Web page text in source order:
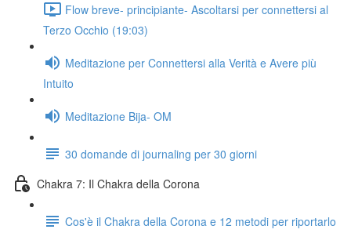
Flow breve- principiante- Ascoltarsi per connettersi al
Terzo Occhio (19:03)
Meditazione per Connettersi alla Verità e Avere più
Intuito
Meditazione Bija- OM
30 domande di journaling per 30 giorni
Chakra 7: Il Chakra della Corona
Cos'è il Chakra della Corona e 12 metodi per riportarlo